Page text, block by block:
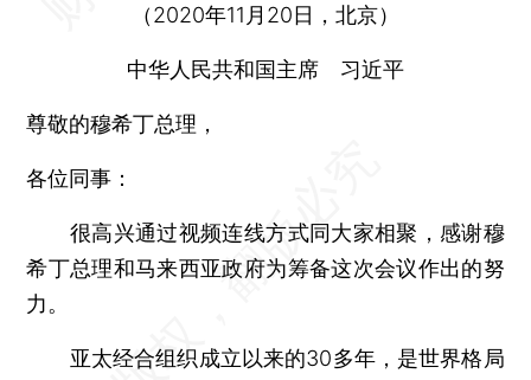
（2020年11月20日，北京）
中华人民共和国主席 习近平
尊敬的穆希丁总理，
各位同事：
很高兴通过视频连线方式同大家相聚，感谢穆
希丁总理和马来西亚政府为筹备这次会议作出的努
力。
亚太经合组织成立以来的30多年，是世界格局